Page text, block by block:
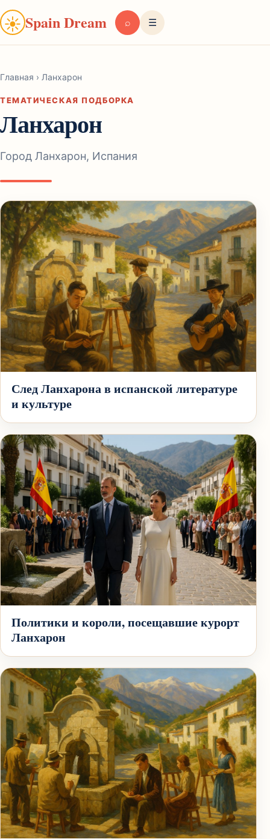
☀Spain Dream ⌕ ☰
Главная › Ланхарон
ТЕМАТИЧЕСКАЯ ПОДБОРКА
Ланхарон
Город Ланхарон, Испания
След Ланхарона в испанской литературе
и культуре
Политики и короли, посещавшие курорт
Ланхарон